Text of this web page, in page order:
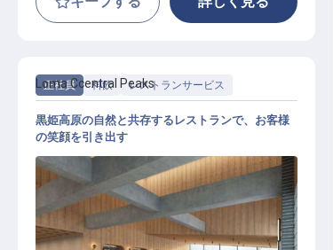
正社員 料飲 レストランサービス
Loma Ccentral Peaks
黒姫高原の自然と共存するレストランで、お客様
の笑顔を引き出す